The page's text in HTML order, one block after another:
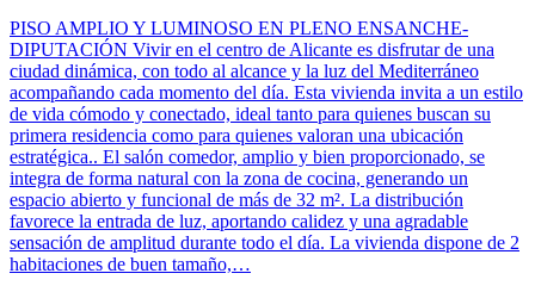
PISO AMPLIO Y LUMINOSO EN PLENO ENSANCHE-
DIPUTACIÓN Vivir en el centro de Alicante es disfrutar de una
ciudad dinámica, con todo al alcance y la luz del Mediterráneo
acompañando cada momento del día. Esta vivienda invita a un estilo
de vida cómodo y conectado, ideal tanto para quienes buscan su
primera residencia como para quienes valoran una ubicación
estratégica.. El salón comedor, amplio y bien proporcionado, se
integra de forma natural con la zona de cocina, generando un
espacio abierto y funcional de más de 32 m². La distribución
favorece la entrada de luz, aportando calidez y una agradable
sensación de amplitud durante todo el día. La vivienda dispone de 2
habitaciones de buen tamaño,…